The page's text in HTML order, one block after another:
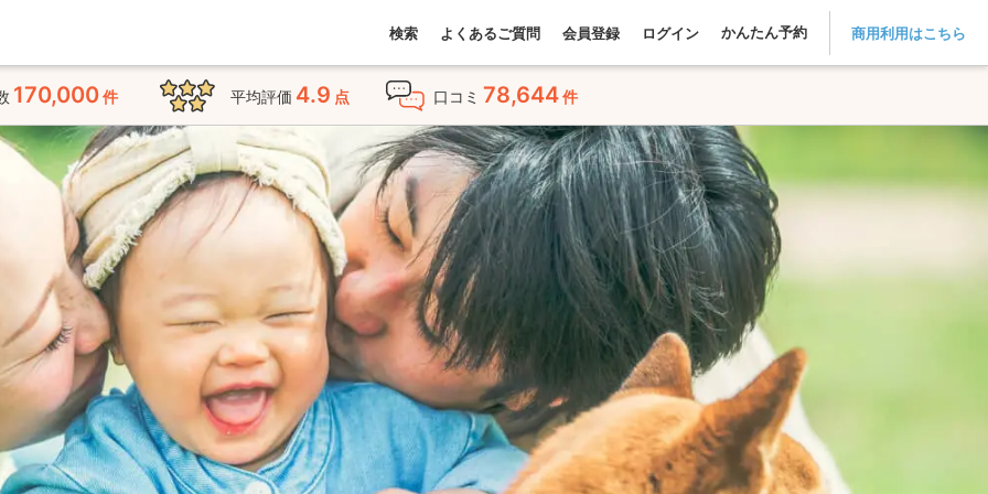
検索 よくあるご質問 会員登録 ログイン かんたん予約 商用利用はこちら
170,000件 平均評価 4.9 点 口コミ 78,644件